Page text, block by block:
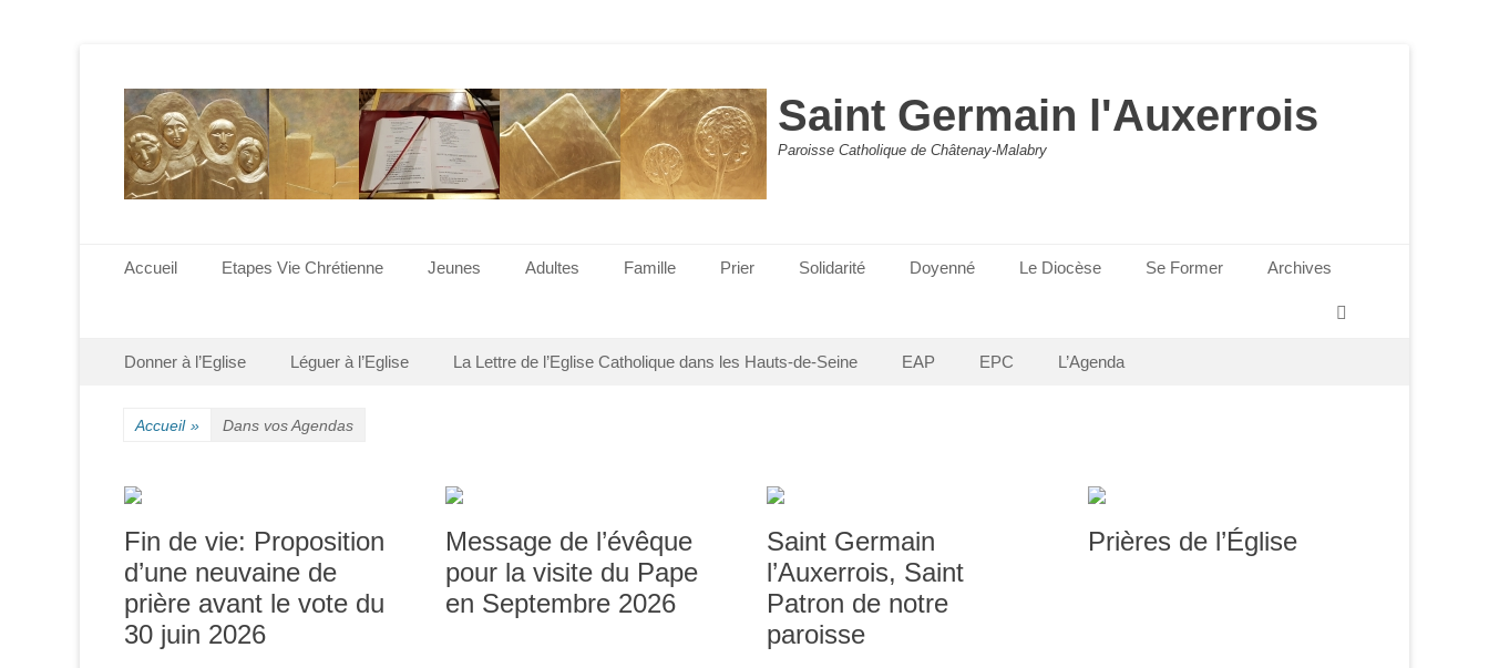
Saint Germain l'Auxerrois
Paroisse Catholique de Châtenay-Malabry
Menu principal
Accueil Etapes Vie Chrétienne Jeunes Adultes Famille Prier Solidarité Doyenné Le Diocèse Se Former
Archives
Menu secondaire
Donner à l’Eglise Léguer à l’Eglise La Lettre de l’Eglise Catholique dans les Hauts-de-Seine EAP EPC L’Agenda
Accueil » Dans vos Agendas
Fin de vie: Proposition
d’une neuvaine de
prière avant le vote du
30 juin 2026
Message de l’évêque
pour la visite du Pape
en Septembre 2026
Saint Germain
l’Auxerrois, Saint
Patron de notre
paroisse
Prières de l’Église